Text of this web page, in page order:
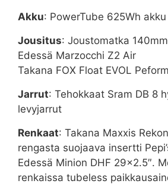
Akku: PowerTube 625Wh akku
Jousitus: Joustomatka
Edessä Marzocchi Z2 Air
Takana FOX Float EVOL
Jarrut: Tehokkaat Sram DB 8
levyjarrut
Renkaat: Takana Maxxis
rengasta suojaava insertti
Edessä Minion DHF 29×2.5″.
renkaissa tubeless